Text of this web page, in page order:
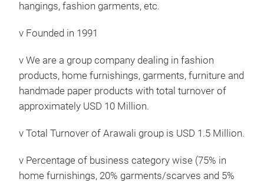
hangings, fashion garments, etc.
v Founded in 1991
v We are a group company dealing in fashion
products, home furnishings, garments, furniture and
handmade paper products with total turnover of
approximately USD 10 Million.
v Total Turnover of Arawali group is USD 1.5 Million.
v Percentage of business category wise (75% in
home furnishings, 20% garments/scarves and 5%